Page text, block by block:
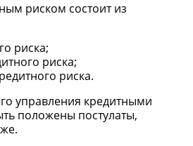
риском состоит из
риска;
риска;
риска.
управления кредитными
положены постулаты,